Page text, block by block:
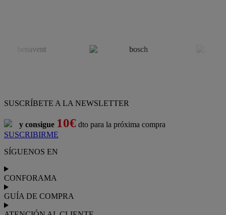
SUSCRÍBETE A LA NEWSLETTER
y consigue 10€ dto para la próxima compra
SUSCRIBIRME
SÍGUENOS EN
CONFORAMA
GUÍA DE COMPRA